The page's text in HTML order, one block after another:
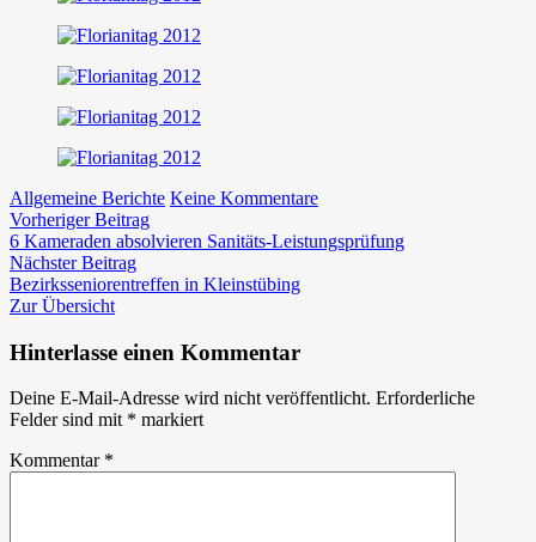
Allgemeine Berichte Keine Kommentarezu
in
Beitragsnavigation
Vorheriger BeitragVorheriger
Beitrag:
6 Kameraden absolvieren Sanitäts-Leistungsprüfung
Nächster BeitragNächster
Beitrag:
Bezirksseniorentreffen in Kleinstübing
Zur Übersicht
Hinterlasse einen Kommentar
Deine E-Mail-Adresse wird nicht veröffentlicht. Erforderliche
Felder sind mit * markiert
Kommentar *